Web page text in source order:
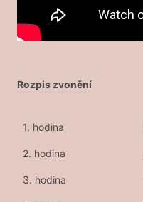
Rozpis zvonění
1. hodina
2. hodina
3. hodina